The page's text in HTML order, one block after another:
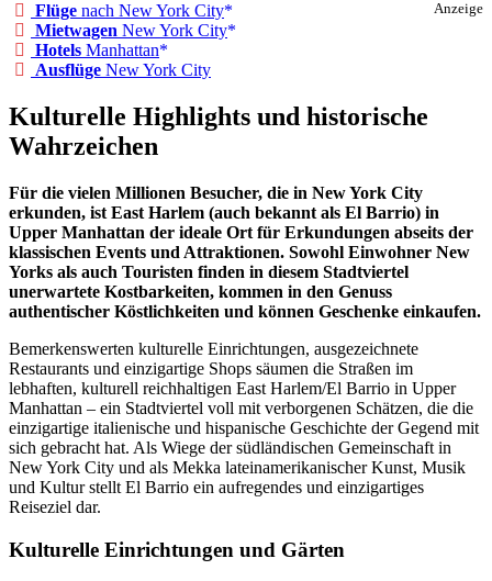
Anzeige
Flüge nach New York City
Mietwagen New York City
Hotels Manhattan
Ausflüge New York City
Kulturelle Highlights und historische
Wahrzeichen
Für die vielen Millionen Besucher, die in New York City
erkunden, ist East Harlem (auch bekannt als El Barrio) in
Upper Manhattan der ideale Ort für Erkundungen abseits der
klassischen Events und Attraktionen. Sowohl Einwohner New
Yorks als auch Touristen finden in diesem Stadtviertel
unerwartete Kostbarkeiten, kommen in den Genuss
authentischer Köstlichkeiten und können Geschenke einkaufen.
Bemerkenswerten kulturelle Einrichtungen, ausgezeichnete
Restaurants und einzigartige Shops säumen die Straßen im
lebhaften, kulturell reichhaltigen East Harlem/El Barrio in Upper
Manhattan – ein Stadtviertel voll mit verborgenen Schätzen, die die
einzigartige italienische und hispanische Geschichte der Gegend mit
sich gebracht hat. Als Wiege der südländischen Gemeinschaft in
New York City und als Mekka lateinamerikanischer Kunst, Musik
und Kultur stellt El Barrio ein aufregendes und einzigartiges
Reiseziel dar.
Kulturelle Einrichtungen und Gärten